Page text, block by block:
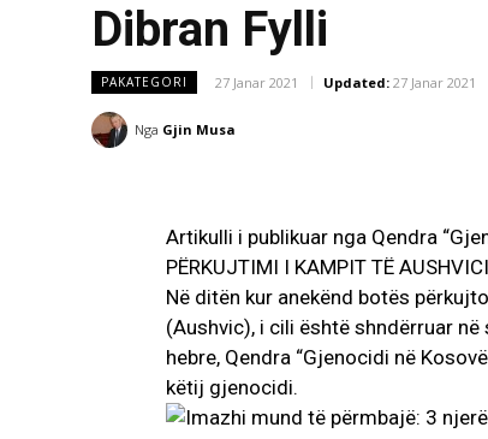
Dibran Fylli
PAKATEGORI 27 Janar 2021 Updated: 27 Janar 2021
Nga Gjin Musa
Artikulli i publikuar nga Qendra
PËRKUJTIMI I KAMPIT TË
Në ditën kur anekënd botës
(Aushvic), i cili është shndërruar
hebre, Qendra “Gjenocidi në
këtij gjenocidi.